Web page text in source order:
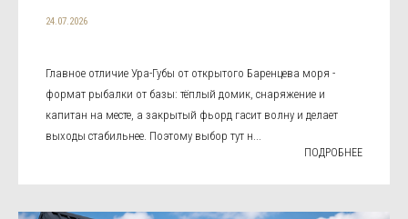
24.07.2026
Главное отличие Ура-Губы от открытого Баренцева моря -
формат рыбалки от базы: тёплый домик, снаряжение и
капитан на месте, а закрытый фьорд гасит волну и делает
выходы стабильнее. Поэтому выбор тут н...
ПОДРОБНЕЕ